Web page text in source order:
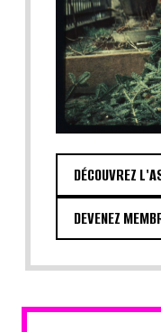
DÉCOUVREZ
DEVENEZ